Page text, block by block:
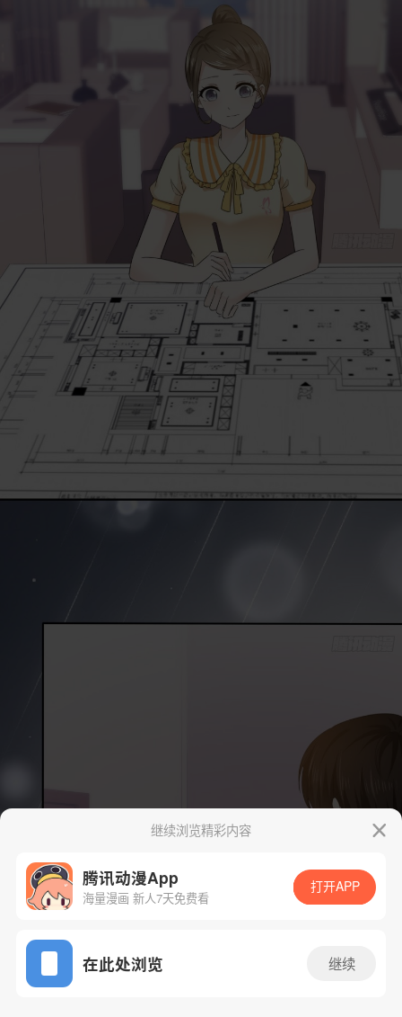
App免费看
继续浏览精彩内容
腾讯动漫App
海量漫画 新人7天免费看
打开APP
在此处浏览 继续